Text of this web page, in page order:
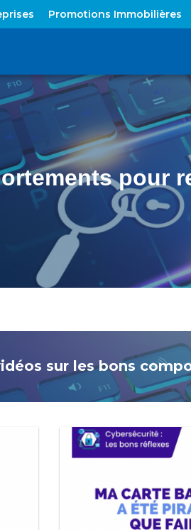
Promotions Immobilières
pour
sur les bons